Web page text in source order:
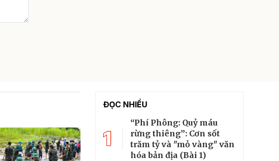
ĐỌC NHIỀU
1
“Phí Phông: Quỷ máu
rừng thiêng”: Cơn sốt
trăm tỷ và "mỏ vàng" văn
hóa bản địa (Bài 1)